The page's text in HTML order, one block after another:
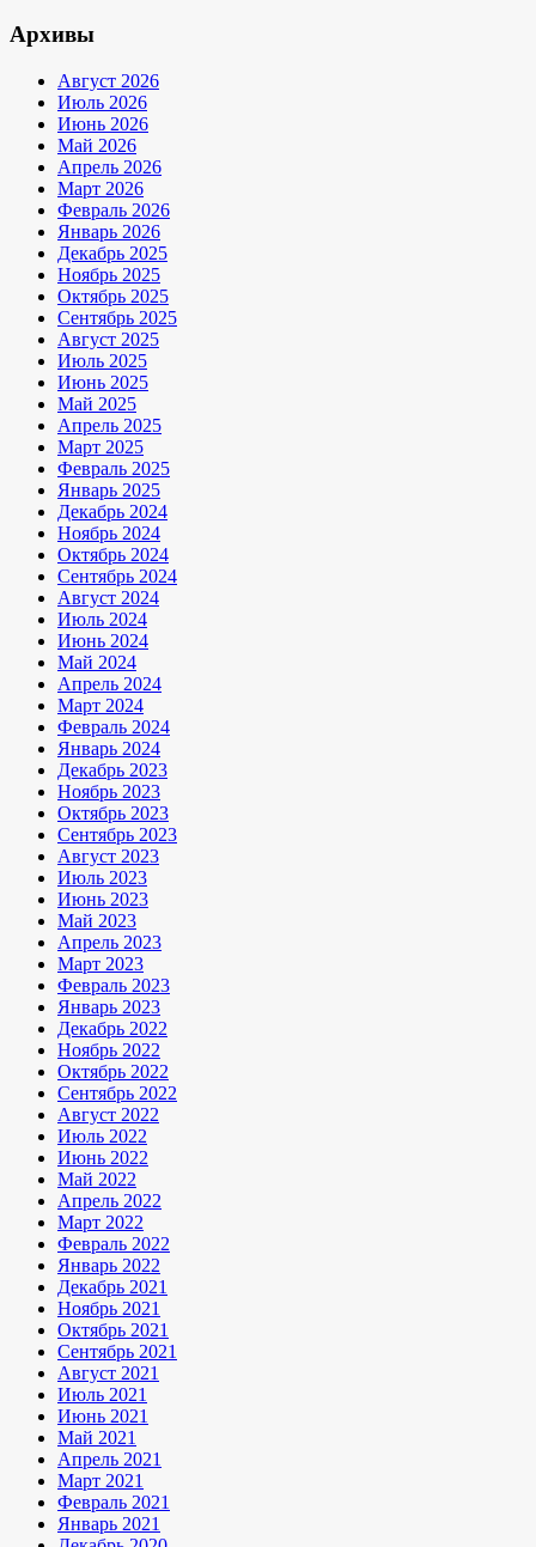
Архивы
Август 2026
Июль 2026
Июнь 2026
Май 2026
Апрель 2026
Март 2026
Февраль 2026
Январь 2026
Декабрь 2025
Ноябрь 2025
Октябрь 2025
Сентябрь 2025
Август 2025
Июль 2025
Июнь 2025
Май 2025
Апрель 2025
Март 2025
Февраль 2025
Январь 2025
Декабрь 2024
Ноябрь 2024
Октябрь 2024
Сентябрь 2024
Август 2024
Июль 2024
Июнь 2024
Май 2024
Апрель 2024
Март 2024
Февраль 2024
Январь 2024
Декабрь 2023
Ноябрь 2023
Октябрь 2023
Сентябрь 2023
Август 2023
Июль 2023
Июнь 2023
Май 2023
Апрель 2023
Март 2023
Февраль 2023
Январь 2023
Декабрь 2022
Ноябрь 2022
Октябрь 2022
Сентябрь 2022
Август 2022
Июль 2022
Июнь 2022
Май 2022
Апрель 2022
Март 2022
Февраль 2022
Январь 2022
Декабрь 2021
Ноябрь 2021
Октябрь 2021
Сентябрь 2021
Август 2021
Июль 2021
Июнь 2021
Май 2021
Апрель 2021
Март 2021
Февраль 2021
Январь 2021